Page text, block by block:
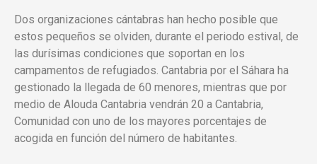
Dos organizaciones cántabras han hecho posible que
estos pequeños se olviden, durante el periodo estival, de
las durísimas condiciones que soportan en los
campamentos de refugiados. Cantabria por el Sáhara ha
gestionado la llegada de 60 menores, mientras que por
medio de Alouda Cantabria vendrán 20 a Cantabria,
Comunidad con uno de los mayores porcentajes de
acogida en función del número de habitantes.